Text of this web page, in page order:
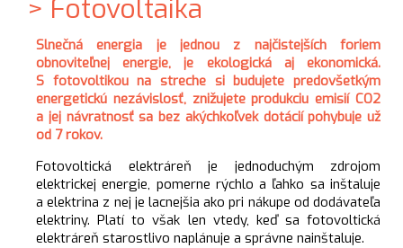
Fotovoltaika
Slnečná energia je jednou z najčistejších foriem
obnoviteľnej energie, je ekologická aj ekonomická.
S fotovoltikou na streche si budujete predovšetkým
energetickú nezávislosť, znižujete produkciu emisií CO2
a jej návratnosť sa bez akýchkoľvek dotácií pohybuje už
od 7 rokov.
Fotovoltická elektráreň je jednoduchým zdrojom
elektrickej energie, pomerne rýchlo a ľahko sa inštaluje
a elektrina z nej je lacnejšia ako pri nákupe od dodávateľa
elektriny. Platí to však len vtedy, keď sa fotovoltická
elektráreň starostlivo naplánuje a správne nainštaluje.